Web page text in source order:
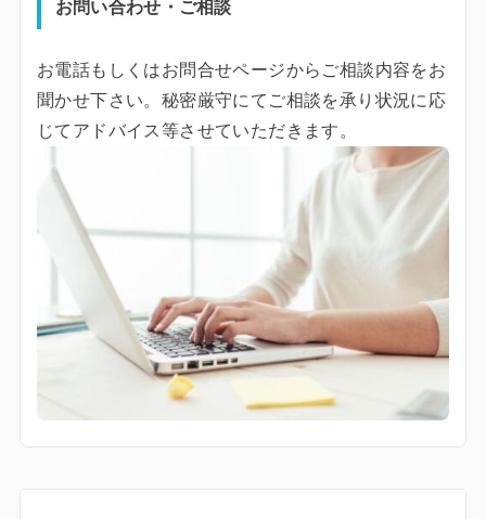
お問い合わせ・ご相談
お電話もしくはお問合せページからご相談内容をお
聞かせ下さい。秘密厳守にてご相談を承り状況に応
じてアドバイス等させていただきます。